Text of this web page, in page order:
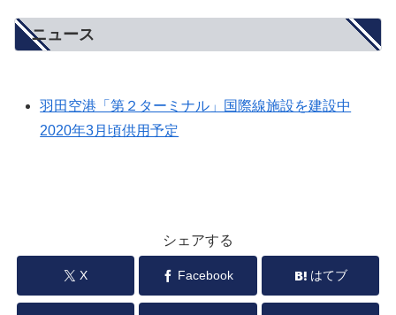
ニュース
羽田空港「第２ターミナル」国際線施設を建設中
2020年3月頃供用予定
シェアする
X Facebook はてブ